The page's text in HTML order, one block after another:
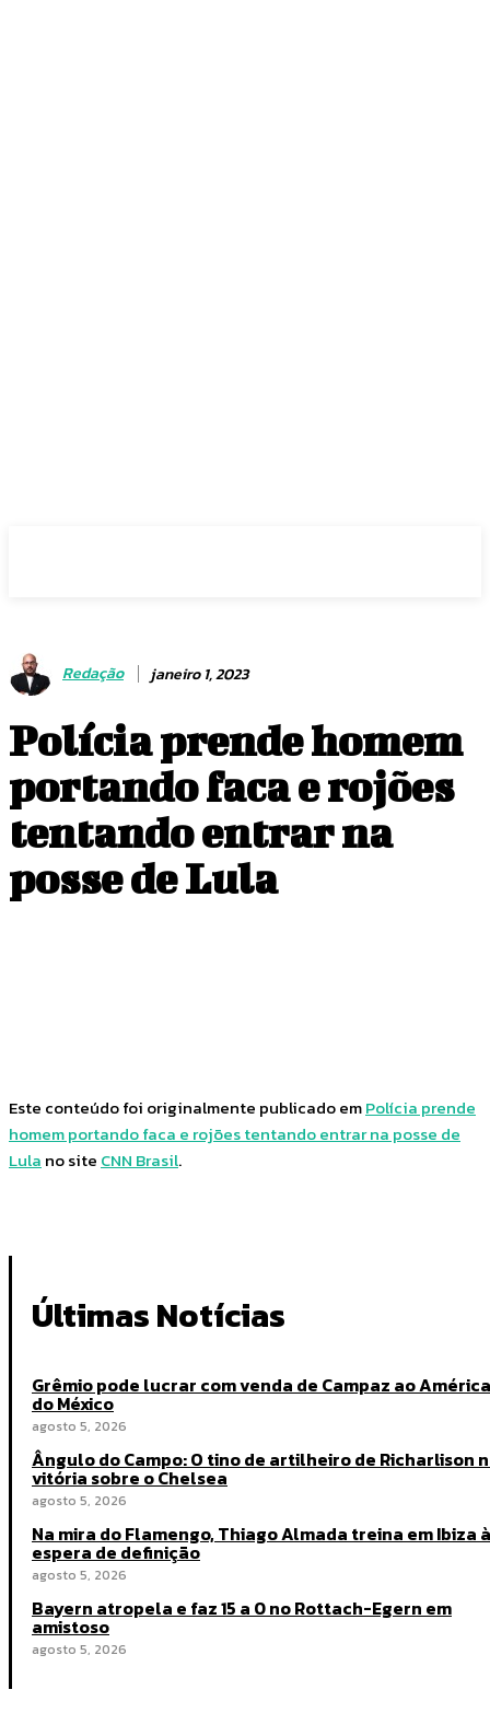
Redação janeiro 1, 2023
Polícia prende homem
portando faca e rojões
tentando entrar na
posse de Lula
Este conteúdo foi originalmente publicado emPolícia prende
homem portando faca e rojões tentando entrar na posse de
Lula no site CNN Brasil.
Últimas Notícias
Grêmio pode lucrar com venda de Campaz ao América
do México
agosto 5, 2026
Ângulo do Campo: O tino de artilheiro de Richarlison
vitória sobre o Chelsea
agosto 5, 2026
Na mira do Flamengo, Thiago Almada treina em Ibiza à
espera de definição
agosto 5, 2026
Bayern atropela e faz 15 a 0 no Rottach-Egern em
amistoso
agosto 5, 2026